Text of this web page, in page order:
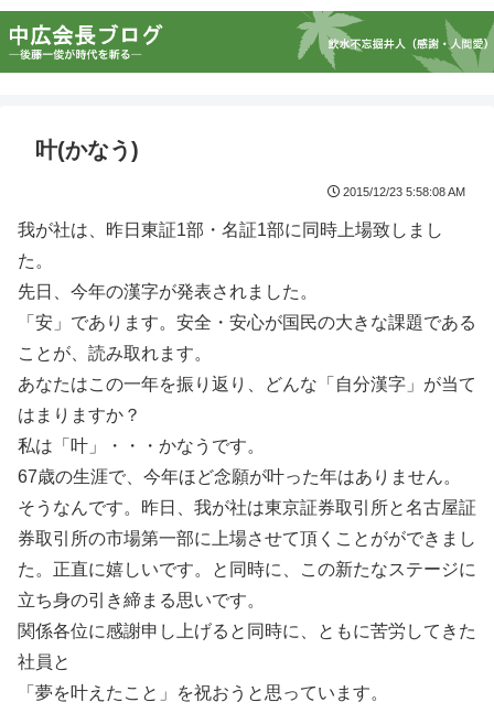
叶(かなう)
2015/12/23 5:58:08 AM
我が社は、昨日東証1部・名証1部に同時上場致しまし
た。
先日、今年の漢字が発表されました。
「安」であります。安全・安心が国民の大きな課題である
ことが、読み取れます。
あなたはこの一年を振り返り、どんな「自分漢字」が当て
はまりますか？
私は「叶」・・・かなうです。
67歳の生涯で、今年ほど念願が叶った年はありません。
そうなんです。昨日、我が社は東京証券取引所と名古屋証
券取引所の市場第一部に上場させて頂くことがができまし
た。正直に嬉しいです。と同時に、この新たなステージに
立ち身の引き締まる思いです。
関係各位に感謝申し上げると同時に、ともに苦労してきた
社員と
「夢を叶えたこと」を祝おうと思っています。